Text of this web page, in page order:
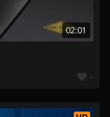
02:01
-